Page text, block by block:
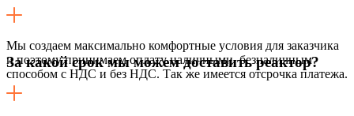
Мы создаем максимально комфортные условия для заказчика
и поэтому принимаем оплату наличными, безналичным
способом с НДС и без НДС. Так же имеется отсрочка платежа.
За какой срок мы можем доставить реактор?